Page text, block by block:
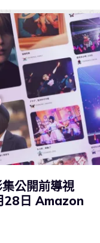
集公開前導視
28日 Amazon